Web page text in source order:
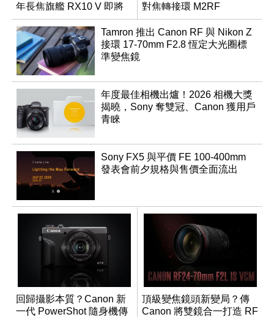
年長焦旗艦 RX10 V 即將
登場
對焦轉接環 M2RF
Tamron 推出 Canon RF 與 Nikon Z
接環 17-70mm F2.8 恆定大光圈標
準變焦鏡
年度最佳相機出爐！2026 相機大獎
揭曉，Sony 奪雙冠、Canon 獲用戶
青睞
Sony FX5 與平價 FE 100-400mm
發表會前夕規格與售價全面流出
回歸攝影本質？Canon 新
一代 PowerShot 隨身機傳
頂級變焦鏡頭新變局？傳
Canon 將雙鏡合一打造 RF